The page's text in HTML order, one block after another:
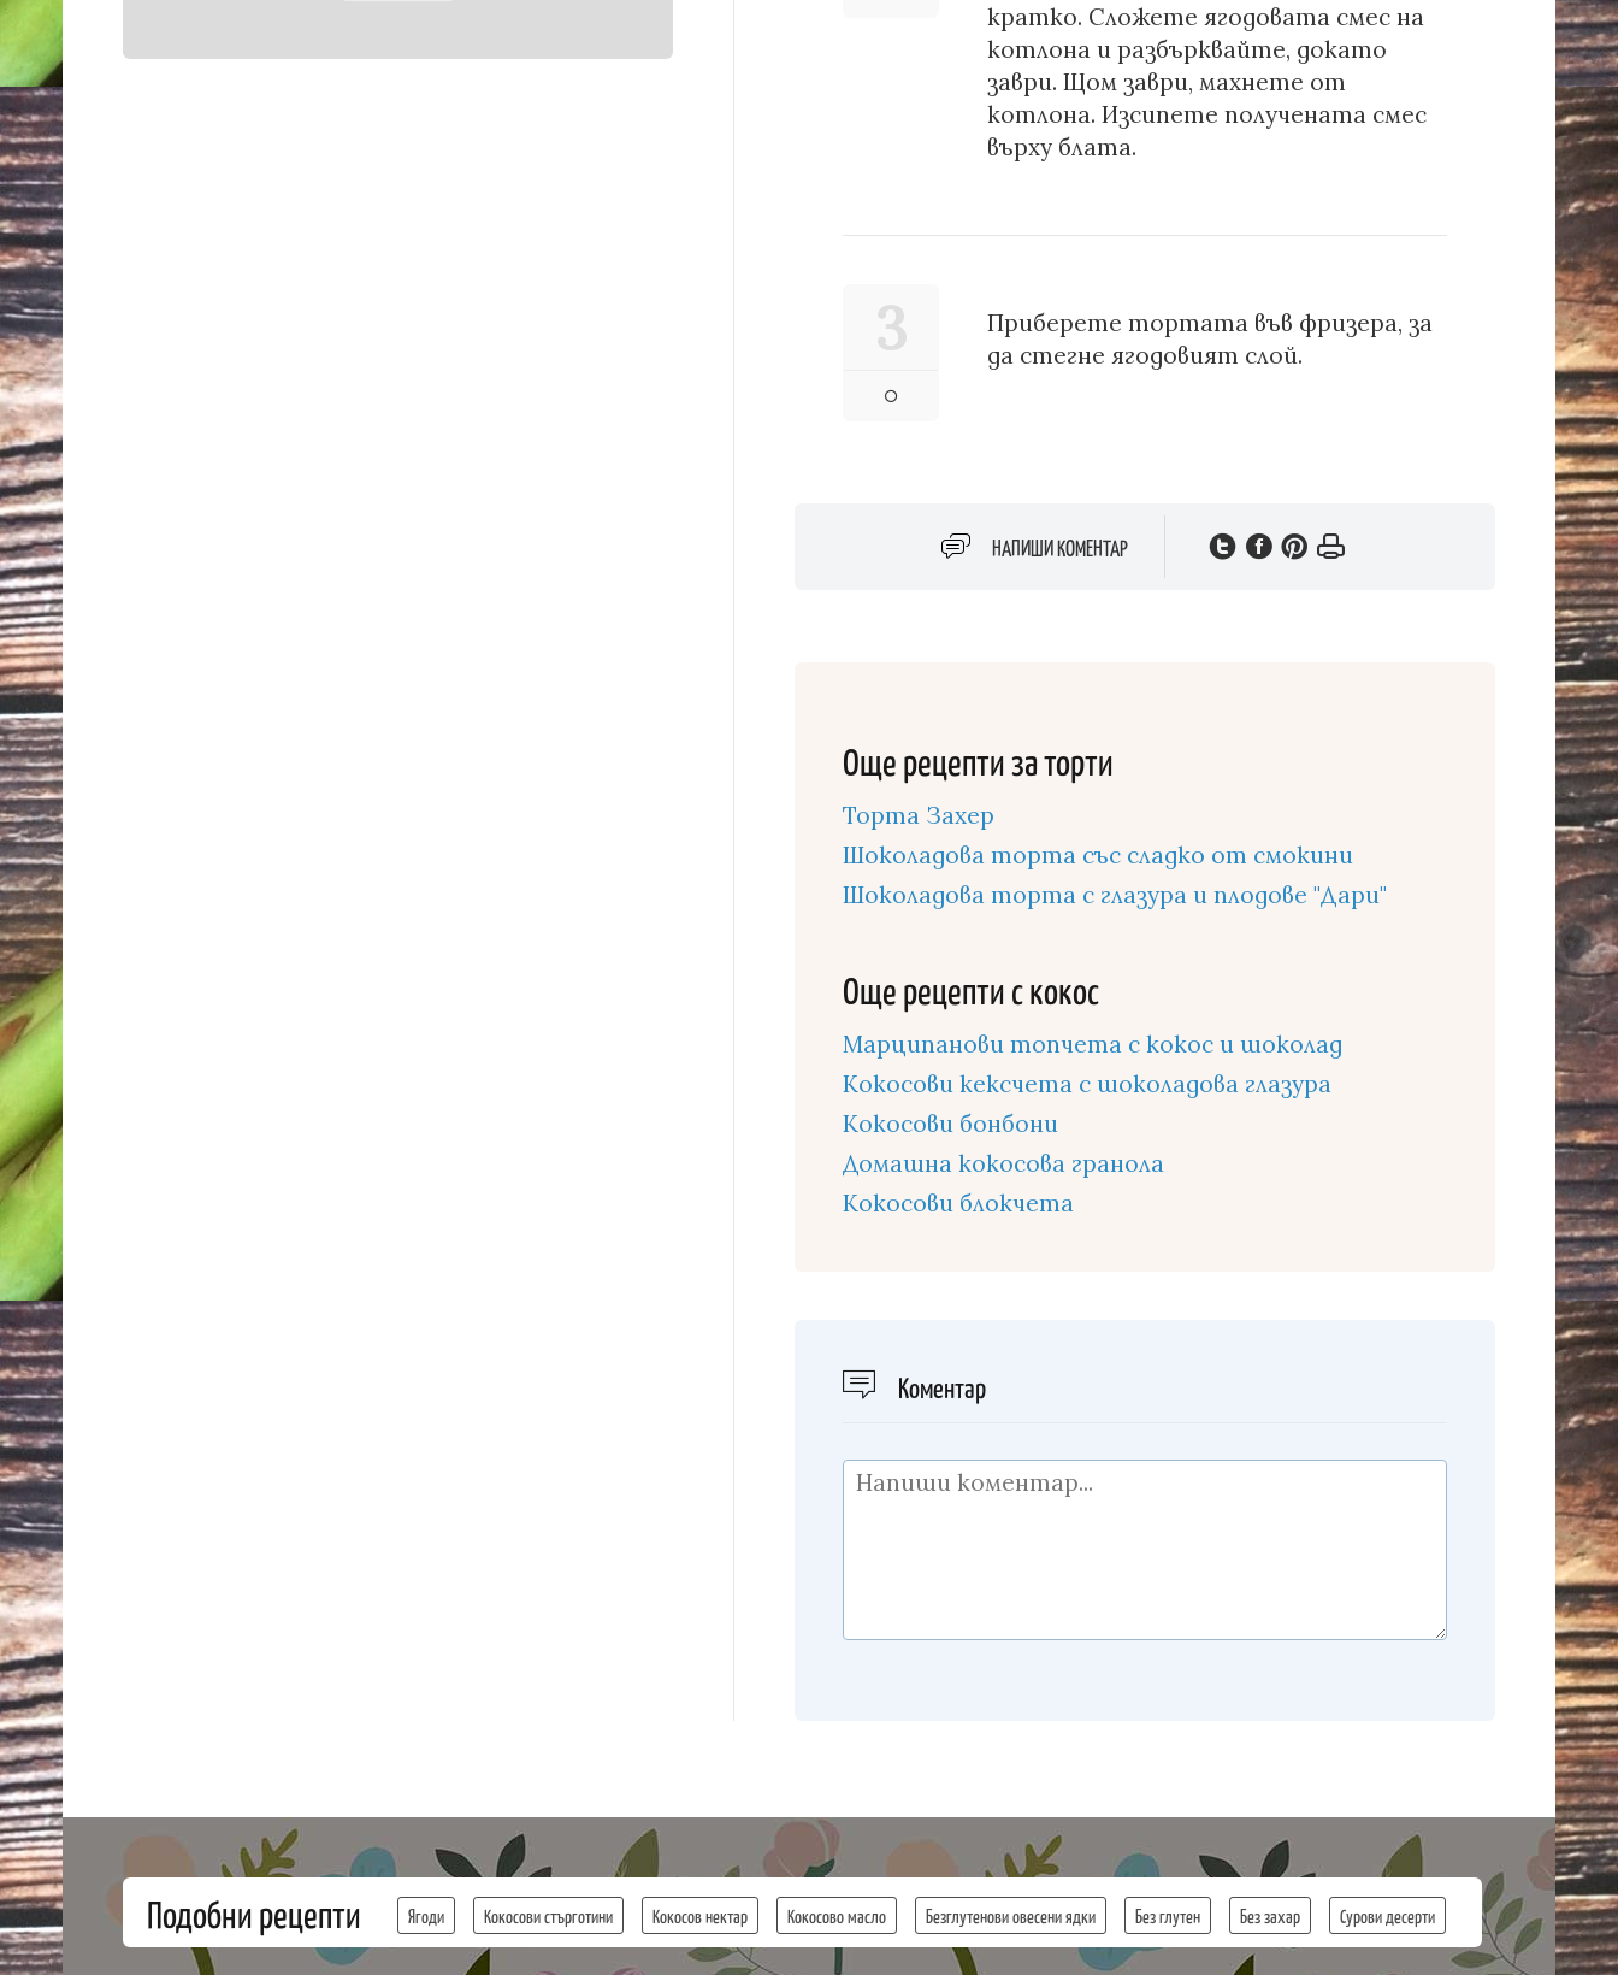
кратко. Сложете ягодовата смес на
котлона и разбърквайте, докато
заври. Щом заври, махнете от
котлона. Изсипете получената смес
върху блата.
3
Приберете тортата във фризера, за
да стегне ягодовият слой.
НАПИШИ КОМЕНТАР
Още рецепти за торти
Торта Захер
Шоколадова торта със сладко от смокини
Шоколадова торта с глазура и плодове "Дари"
Още рецепти с кокос
Марципанови топчета с кокос и шоколад
Кокосови кексчета с шоколадова глазура
Кокосови бонбони
Домашна кокосова гранола
Кокосови блокчета
Kоментар
Подобни рецепти Ягоди Кокосови стърготини Кокосов нектар Кокосово масло Безглутенови овесени ядки Без глутен Без захар Сурови десерти